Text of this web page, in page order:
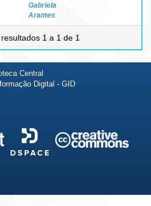
Gabriela
Arantes
1 a 1 de 1
Central
Digital - GID